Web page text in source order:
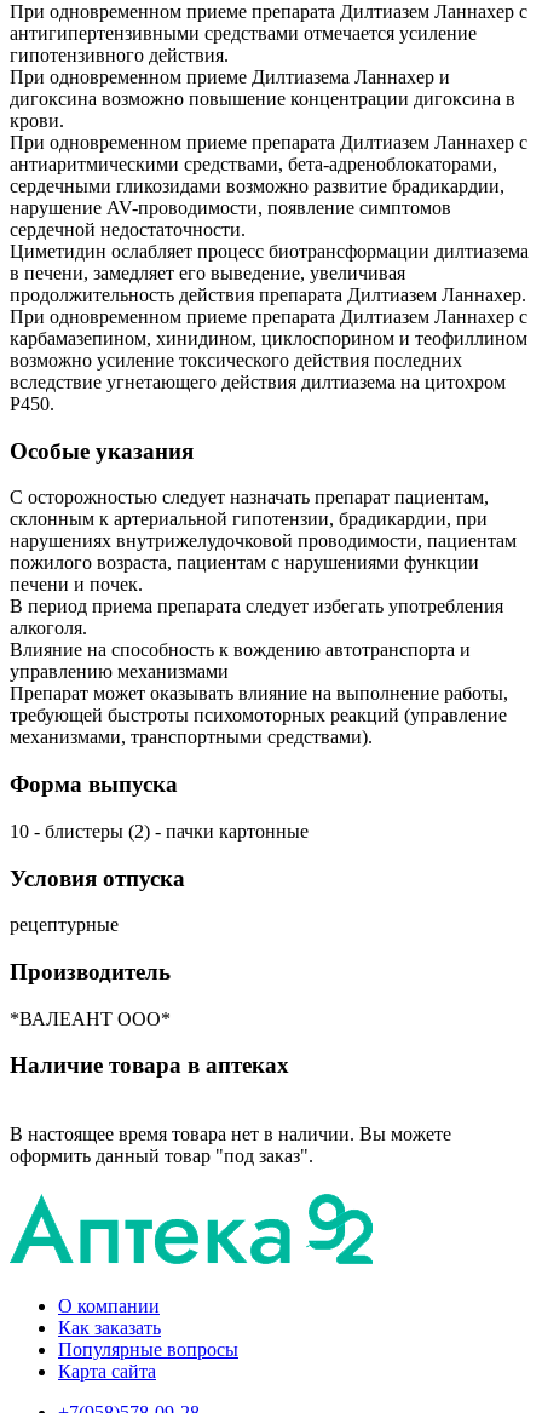
При одновременном приеме препарата Дилтиазем Ланнахер с
антигипертензивными средствами отмечается усиление
гипотензивного действия.
При одновременном приеме Дилтиазема Ланнахер и
дигоксина возможно повышение концентрации дигоксина в
крови.
При одновременном приеме препарата Дилтиазем Ланнахер с
антиаритмическими средствами, бета-адреноблокаторами,
сердечными гликозидами возможно развитие брадикардии,
нарушение AV-проводимости, появление симптомов
сердечной недостаточности.
Циметидин ослабляет процесс биотрансформации дилтиазема
в печени, замедляет его выведение, увеличивая
продолжительность действия препарата Дилтиазем Ланнахер.
При одновременном приеме препарата Дилтиазем Ланнахер с
карбамазепином, хинидином, циклоспорином и теофиллином
возможно усиление токсического действия последних
вследствие угнетающего действия дилтиазема на цитохром
Р450.
Особые указания
С осторожностью следует назначать препарат пациентам,
склонным к артериальной гипотензии, брадикардии, при
нарушениях внутрижелудочковой проводимости, пациентам
пожилого возраста, пациентам с нарушениями функции
печени и почек.
В период приема препарата следует избегать употребления
алкоголя.
Влияние на способность к вождению автотранспорта и
управлению механизмами
Препарат может оказывать влияние на выполнение работы,
требующей быстроты психомоторных реакций (управление
механизмами, транспортными средствами).
Форма выпуска
10 - блистеры (2) - пачки картонные
Условия отпуска
рецептурные
Производитель
*ВАЛЕАНТ ООО*
Наличие товара в аптеках
В настоящее время товара нет в наличии. Вы можете
оформить данный товар "под заказ".
О компании
Как заказать
Популярные вопросы
Карта сайта